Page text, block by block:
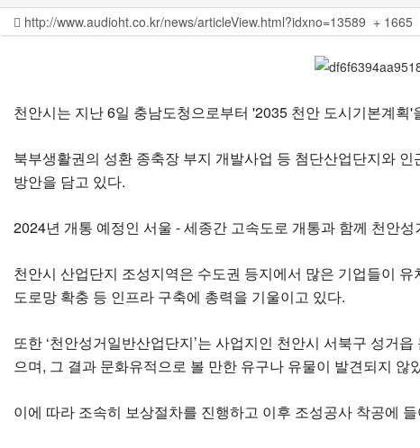
http://www.audioht.co.kr/news/articleView.html?idxno=13589 + 1665
천안시는 지난 6일 충남도청으로부터 '2035 천안 도시기본계획'
북부생활권의 성환 종축장 부지 개발사업 등 첨단산업단지와
방안을 담고 있다.
2024년 개통 예정인 서울 - 세종간 고속도로 개통과 함께 천안
천안시 산업단지 조성지역은 수도권 등지에서 많은 기업들이
도로망 확충 등 인프라 구축에 총력을 기울이고 있다.
또한 ‘천안성거일반산업단지’는 사업지인 천안시 서북구 성거
으며, 그 결과 문화유적으로 볼 만한 유구나 유물이 발견되지 않
이에 따라 조속히 보상절차를 진행하고 이후 조성공사 착공에